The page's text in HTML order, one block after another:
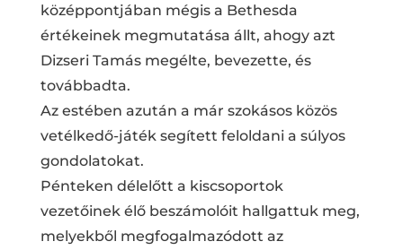
középpontjában mégis a Bethesda
értékeinek megmutatása állt, ahogy azt
Dizseri Tamás megélte, bevezette, és
továbbadta.
Az estében azután a már szokásos közös
vetélkedő-játék segített feloldani a súlyos
gondolatokat.
Pénteken délelőtt a kiscsoportok
vezetőinek élő beszámolóit hallgattuk meg,
melyekből megfogalmazódott az